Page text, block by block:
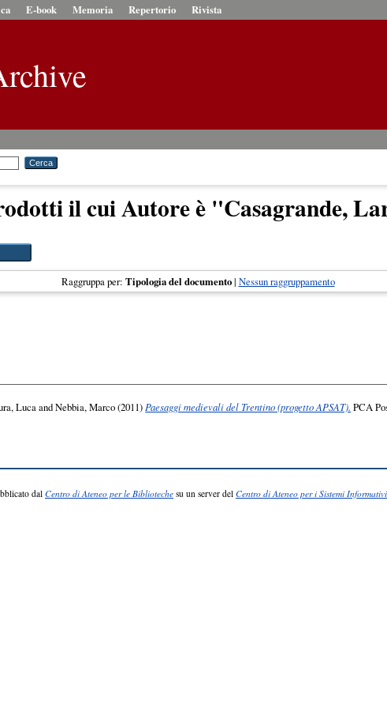
E-book Memoria Repertorio Rivista
il cui Autore è "Casagrande,
Raggruppa per: Tipologia del documento| Nessun raggruppamento
LucaandNebbia, Marco(2011)Paesaggi medievali del Trentino (progetto APSAT). PCA
dalCentro di Ateneo per le Biblioteche su un server del Centro di Ateneo per i Sistemi Informativi